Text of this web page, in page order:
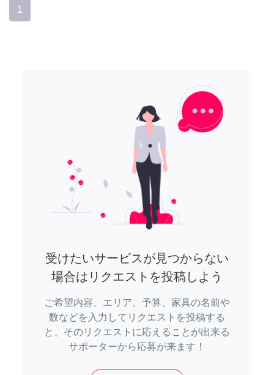
1
受けたいサービスが見つからない
場合はリクエストを投稿しよう
ご希望内容、エリア、予算、家具の名前や
数などを入力してリクエストを投稿する
と、そのリクエストに応えることが出来る
サポーターから応募が来ます！